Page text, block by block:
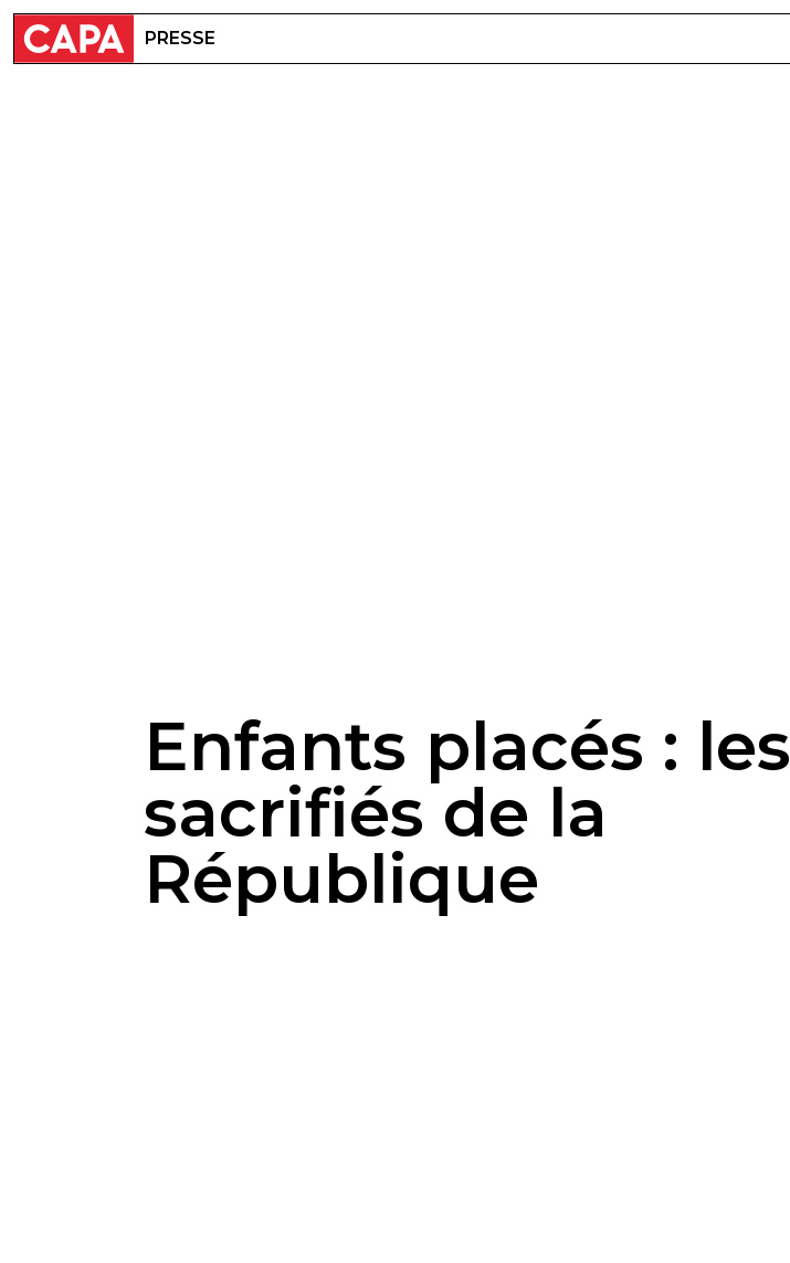
PRESSE
Enfants placés : les
sacrifiés de la
République